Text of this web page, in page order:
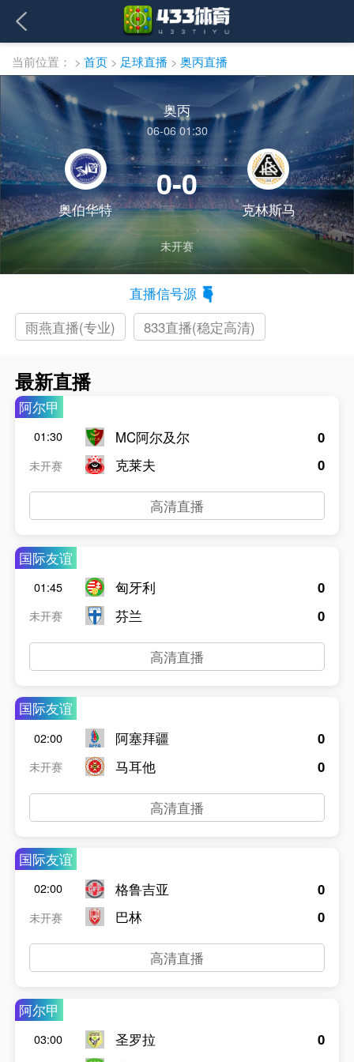
当前位置： > 首页 > 足球直播 > 奥丙直播
奥丙
06-06 01:30
奥伯华特
0-0
克林斯马
未开赛
直播信号源
雨燕直播(专业)
833直播(稳定高清)
最新直播
阿尔甲
01:30
未开赛
MC阿尔及尔
克莱夫
0
0
高清直播
国际友谊
01:45
未开赛
匈牙利
芬兰
0
0
高清直播
国际友谊
02:00
未开赛
阿塞拜疆
马耳他
0
0
高清直播
国际友谊
02:00
未开赛
格鲁吉亚
巴林
0
0
高清直播
阿尔甲
03:00
圣罗拉
0